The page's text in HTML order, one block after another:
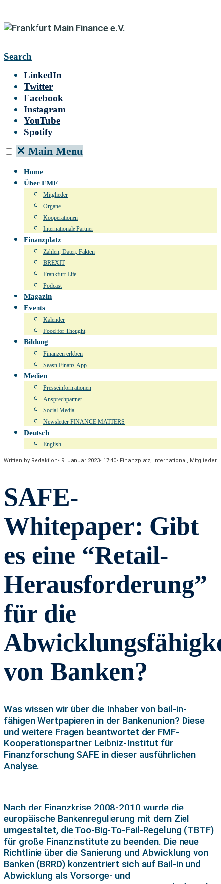
Search
LinkedIn
Twitter
Facebook
Instagram
YouTube
Spotify
✕ Main Menu
Home
Über FMF
Mitglieder
Organe
Kooperationen
Internationale Partner
Finanzplatz
Zahlen, Daten, Fakten
BREXIT
Frankfurt Life
Podcast
Magazin
Events
Kalender
Food for Thought
Bildung
Finanzen erleben
Seasn Finanz-App
Medien
Presseinformationen
Ansprechpartner
Social Media
Newsletter FINANCE MATTERS
Deutsch
English
Written by Redaktion• 9. Januar 2023• 17:40• Finanzplatz, International, Mitglieder
SAFE-
Whitepaper: Gibt
es eine “Retail-
Herausforderung”
für die
von Banken?
Was wissen wir über die Inhaber von bail-in-
fähigen Wertpapieren in der Bankenunion? Diese
und weitere Fragen beantwortet der FMF-
Kooperationspartner Leibniz-Institut für
Finanzforschung SAFE in dieser ausführlichen
Analyse.
Nach der Finanzkrise 2008-2010 wurde die
europäische Bankenregulierung mit dem Ziel
umgestaltet, die Too-Big-To-Fail-Regelung (TBTF)
für große Finanzinstitute zu beenden. Die neue
Richtlinie über die Sanierung und Abwicklung von
Banken (BRRD) konzentriert sich auf Bail-in und
Abwicklung als Vorsorge- und